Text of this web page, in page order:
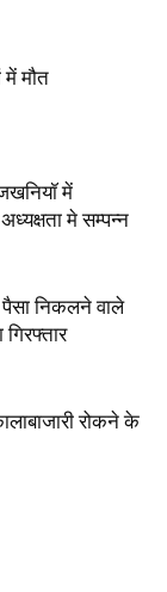
में मौत
में
मे सम्पन्न
पैसा निकलने वाले
रोकने के